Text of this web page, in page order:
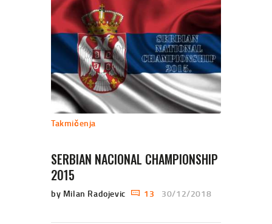
Takmičenja
SERBIAN NACIONAL CHAMPIONSHIP
2015
by Milan Radojevic 13 30/12/2018